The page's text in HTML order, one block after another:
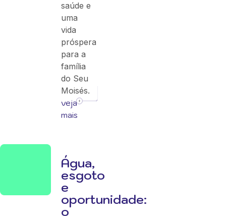
saúde e
uma
vida
próspera
para a
família
do Seu
Moisés.
veja
mais
Água,
esgoto
e
oportunidade:
o